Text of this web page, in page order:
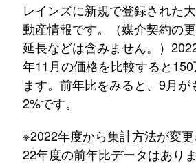
レインズに新規で登録された
動産情報です。（媒介契約の
延長などは含みません。）
年11月の価格を比較すると
ます。前年比をみると、9月
2%です。
※2022年度から集計方法が変
22年度の前年比データはありま